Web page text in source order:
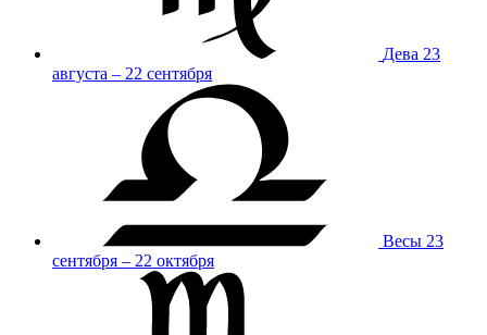
Дева 23
августа – 22 сентября
Весы 23
сентября – 22 октября